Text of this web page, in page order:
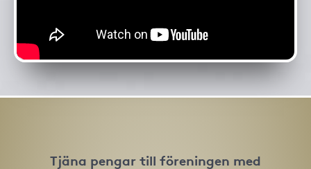
Tjäna pengar till föreningen med